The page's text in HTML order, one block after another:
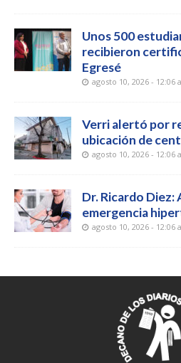
Unos 500
recibieron
Egresé
agosto 10, 2026 - 12:06
Verri alertó por
ubicación de
agosto 10, 2026 - 12:06
Dr. Ricardo Diez:
emergencia
agosto 10, 2026 - 12:06